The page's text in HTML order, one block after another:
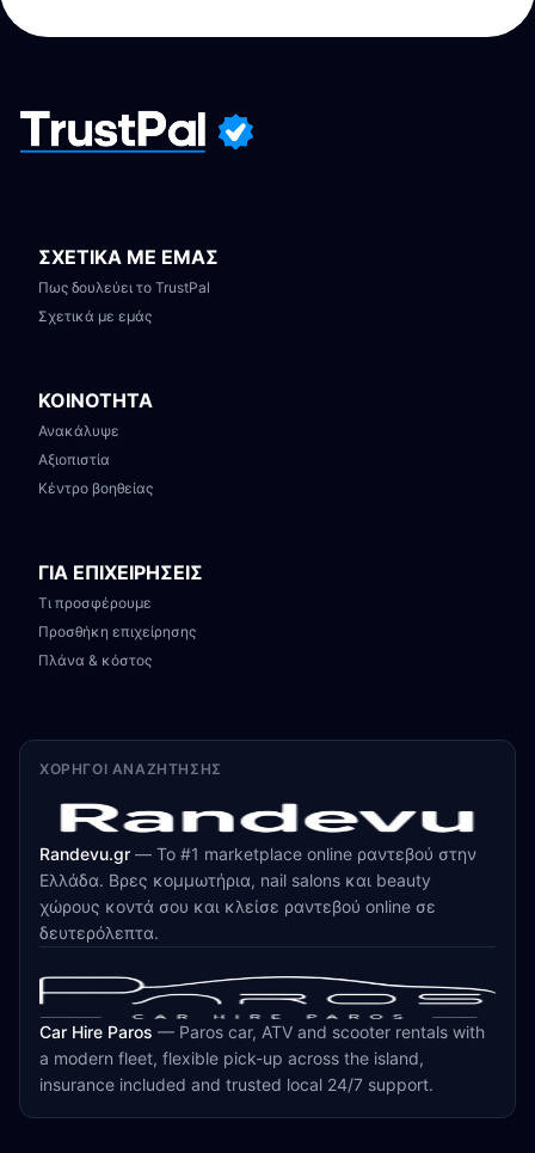
ΣΧΕΤΙΚΑ ΜΕ ΕΜΑΣ
Πως δουλεύει το TrustPal
Σχετικά με εμάς
ΚΟΙΝΟΤΗΤΑ
Ανακάλυψε
Αξιοπιστία
Κέντρο βοηθείας
ΓΙΑ ΕΠΙΧΕΙΡΗΣΕΙΣ
Τι προσφέρουμε
Προσθήκη επιχείρησης
Πλάνα & κόστος
ΧΟΡΗΓΟΊ ΑΝΑΖΉΤΗΣΗΣ
Randevu.gr — Το #1 marketplace online ραντεβού στην
Ελλάδα. Βρες κομμωτήρια, nail salons και beauty
χώρους κοντά σου και κλείσε ραντεβού online σε
δευτερόλεπτα.
Car Hire Paros — Paros car, ATV and scooter rentals with
a modern fleet, flexible pick-up across the island,
insurance included and trusted local 24/7 support.